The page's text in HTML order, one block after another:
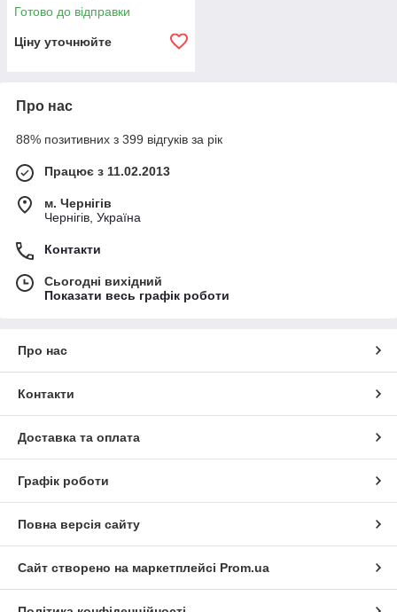
Готово до відправки
Ціну уточнюйте
Про нас
88% позитивних з 399 відгуків за рік
Працює з 11.02.2013
м. Чернігів
Чернігів, Україна
Контакти
Сьогодні вихідний
Показати весь графік роботи
Про нас
Контакти
Доставка та оплата
Графік роботи
Повна версія сайту
Сайт створено на маркетплейсі Prom.ua